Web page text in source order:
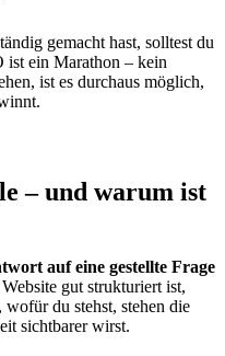
gemacht hast, solltest du
ist ein Marathon – kein
ist es durchaus möglich,
– und warum ist
auf eine gestellte Frage
gut strukturiert ist,
du stehst, stehen die
sichtbarer wirst.